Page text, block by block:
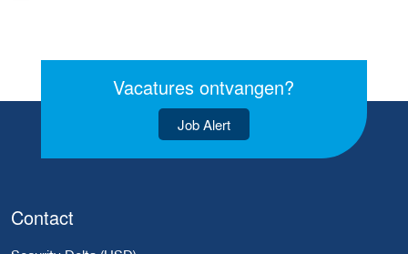
Vacatures ontvangen?
Job Alert
Contact